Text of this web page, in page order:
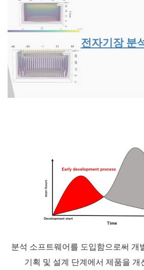
전자기장 분
분석 소프트웨어를 도입함으로써 개
기획 및 설계 단계에서 제품을 개